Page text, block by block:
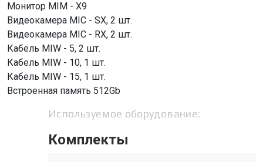
Монитор MIM - X9
Видеокамера MIC - SX, 2 шт.
Видеокамера MIC - RX, 2 шт.
Кабель MIW - 5, 2 шт.
Кабель MIW - 10, 1 шт.
Кабель MIW - 15, 1 шт.
Встроенная память 512Gb
Используемое оборудование:
Комплекты